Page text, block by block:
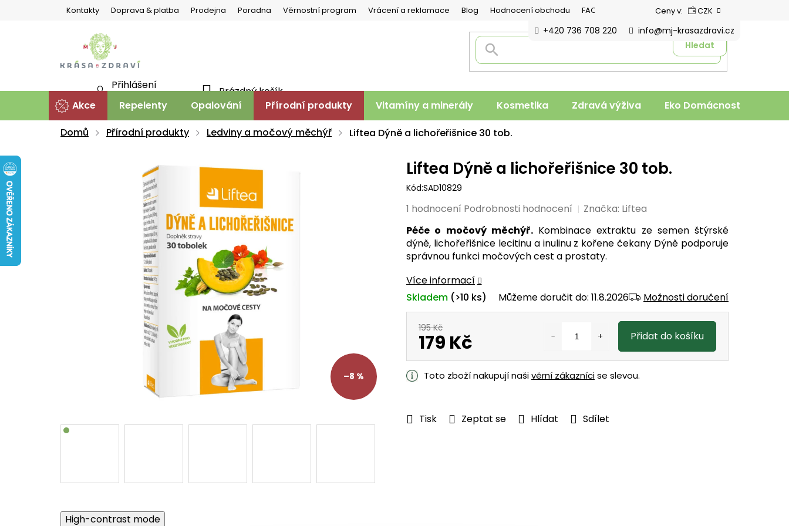
Kontakty Doprava & platba Prodejna Poradna Věrnostní program Vrácení a reklamace Blog Hodnocení obchodu FAQ Ceny v: CZK
Hledat
+420 736 708 220 info@mj-krasazdravi.cz
KOŠÍK
Prázdný košík
Přihlášení
Akce Repelenty Opalování Přírodní produkty Vitamíny a minerály Kosmetika Zdravá výživa Eko Domácnost
Domů
Přírodní produkty Ledviny a močový měchýř Liftea Dýně a lichořeřišnice 30 tob.
–8 %
Péče o močový měchýř.Kombinace extraktu ze semen štýrské
dýně, lichořeřišnice lecitinu a inulinu z kořene čekany Dýně podporuje
správnou funkci močových cest a prostaty.
Více informací
Tisk Zeptat se Hlídat Sdílet
Můžeme doručit do: 11.8.2026 Možnosti doručení
Skladem (>10 ks)
Liftea Dýně a lichořeřišnice 30 tob.
Kód:SAD10829
Průměrné
produktu
je
5,0
5
hvězdiček.
1 hodnocení Podrobnosti hodnocení Značka: Liftea
195 Kč
179 Kč
Měrná
cena:
Přidat do košíku
Toto zboží nakupují našivěrní zákaznícise slevou.
High-contrast mode